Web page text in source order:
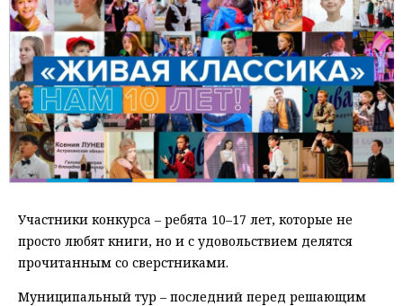
Участники конкурса – ребята 10–17 лет, которые не
просто любят книги, но и с удовольствием делятся
прочитанным со сверстниками.
Муниципальный тур – последний перед решающим